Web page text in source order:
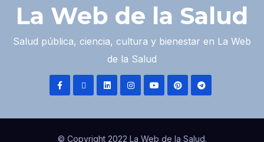
La Web de la Salud
Salud pública, ciencia, cultura y bienestar en La Web
de la Salud
© Copyright 2022 La Web de la Salud.